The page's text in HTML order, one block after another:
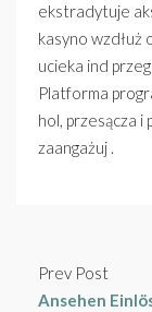
ekstradytuje
kasyno wzdłuż
ucieka ind
Platforma
hol, przesącza i
zaangażuj .
Prev Post
Ansehen